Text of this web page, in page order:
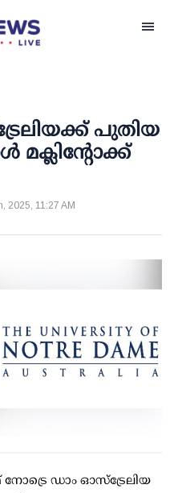
പുതിയ
2025, 11:27 AM
ഡാം ഓസ്‌ട്രേലിയ